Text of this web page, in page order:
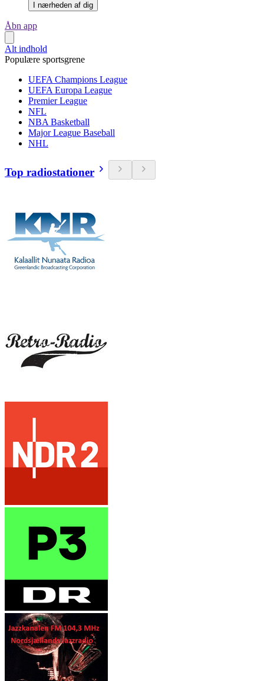
I nærheden af dig
Åbn app
Alt indhold
Populære sportsgrene
UEFA Champions League
UEFA Europa League
Premier League
NFL
NBA Basketball
Major League Baseball
NHL
Top radiostationer